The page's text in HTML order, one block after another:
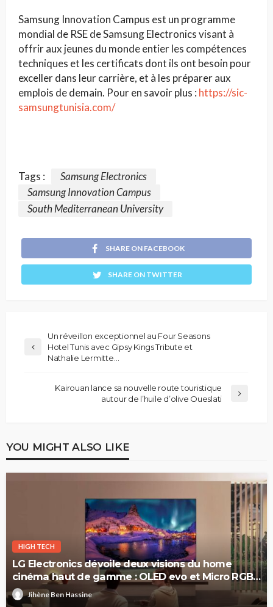
Samsung Innovation Campus est un programme
mondial de RSE de Samsung Electronics visant à
offrir aux jeunes du monde entier les compétences
techniques et les certificats dont ils ont besoin pour
exceller dans leur carrière, et à les préparer aux
emplois de demain. Pour en savoir plus : https://sic-
samsungtunisia.com/
Tags :
Samsung Electronics
Samsung Innovation Campus
South Mediterranean University
SHARE ON FACEBOOK
SHARE ON TWITTER
Un réveillon exceptionnel au Four Seasons
Hotel Tunis avec Gipsy Kings Tribute et
Nathalie Lermitte…
Kairouan lance sa nouvelle route touristique
autour de l’huile d’olive Oueslati
YOU MIGHT ALSO LIKE
HIGH TECH
LG Electronics dévoile deux visions du home
cinéma haut de gamme : OLED evo et Micro RGB
evoJihène Ben Hassine